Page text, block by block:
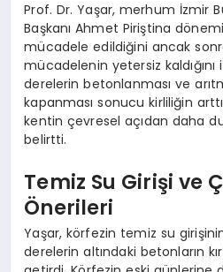
Prof. Dr. Yaşar, merhum İzmir
Başkanı Ahmet Piriştina
mücadele edildiğini ancak
mücadelenin yetersiz
derelerin betonlanması ve
kapanması sonucu kirliliğin
kentin çevresel açıdan daha
belirtti.
Temiz Su Girişi ve
Önerileri
Yaşar, körfezin temiz su
derelerin altındaki betonların